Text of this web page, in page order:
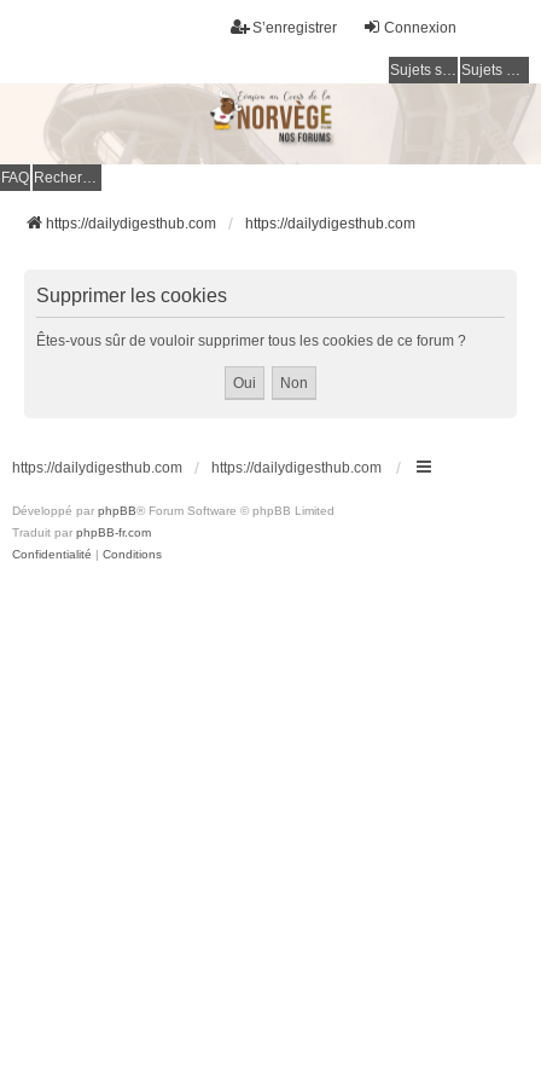
Connexion
S’enregistrer
Sujets sans réponse Sujets actifs
FAQ Rechercher
https://dailydigesthub.com https://dailydigesthub.com
Supprimer les cookies
Êtes-vous sûr de vouloir supprimer tous les cookies de ce forum ?
https://dailydigesthub.com https://dailydigesthub.com
Développé par phpBB® Forum Software © phpBB Limited
Traduit par phpBB-fr.com
Confidentialité | Conditions